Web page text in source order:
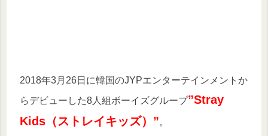
2018年3月26日に韓国のJYPエンターテインメントか
らデビューした8人組ボーイズグループ”Stray
Kids（ストレイキッズ）”。